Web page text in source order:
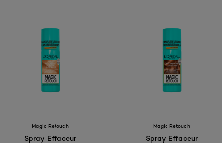
Magic Retouch
Spray Effaceur
Magic Retouch
Spray Effaceur